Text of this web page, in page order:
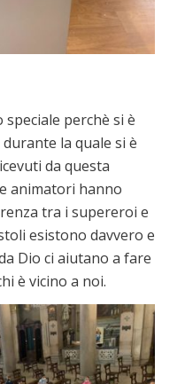
perchè si è
la quale si è
da questa
animatori hanno
tra i supereroi e
esistono davvero e
Dio ci aiutano a fare
è vicino a noi.